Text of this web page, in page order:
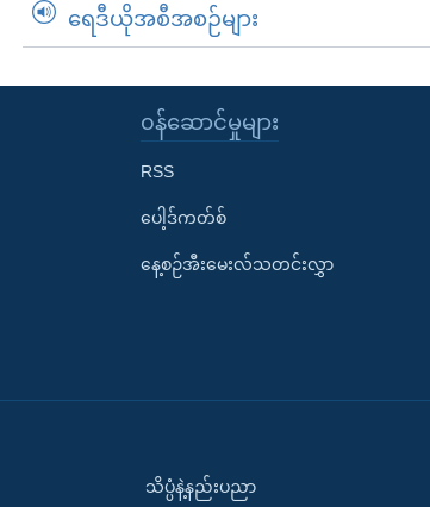
ရေဒီယိုအစီအစဉ်များ
၀န်ဆောင်မှုများ
RSS
ပေါ့ဒ်ကတ်စ်
နေ့စဉ်အီးမေးလ်သတင်းလွှာ
သိပ္ပံနဲ့နည်းပညာ